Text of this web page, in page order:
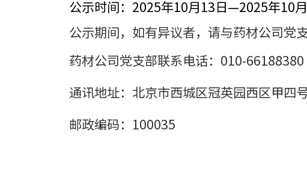
公示时间： 2025年10月13日—2025年10月
公示期间，如有异议者，请与药材公司党
药材公司党支部联系电话： 010-66188380
通讯地址：北京市西城区冠英园西区甲四
邮政编码： 100035